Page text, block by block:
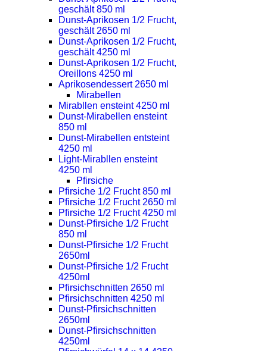
geschält 850 ml
Dunst-Aprikosen 1/2 Frucht,
geschält 2650 ml
Dunst-Aprikosen 1/2 Frucht,
geschält 4250 ml
Dunst-Aprikosen 1/2 Frucht,
Oreillons 4250 ml
Aprikosendessert 2650 ml
Mirabellen
Mirabllen ensteint 4250 ml
Dunst-Mirabellen ensteint
850 ml
Dunst-Mirabellen entsteint
4250 ml
Light-Mirabllen ensteint
4250 ml
Pfirsiche
Pfirsiche 1/2 Frucht 850 ml
Pfirsiche 1/2 Frucht 2650 ml
Pfirsiche 1/2 Frucht 4250 ml
Dunst-Pfirsiche 1/2 Frucht
850 ml
Dunst-Pfirsiche 1/2 Frucht
2650ml
Dunst-Pfirsiche 1/2 Frucht
4250ml
Pfirsichschnitten 2650 ml
Pfirsichschnitten 4250 ml
Dunst-Pfirsichschnitten
2650ml
Dunst-Pfirsichschnitten
4250ml